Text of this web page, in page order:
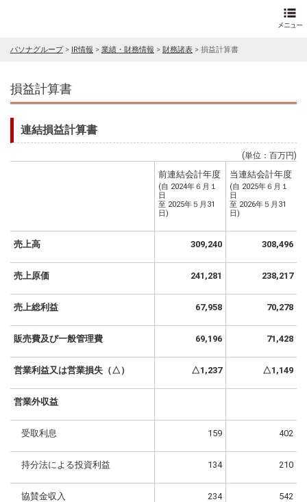
パソナグループ> IR情報 > 業績・財務情報 > 財務諸表 > 損益計算書
損益計算書
連結損益計算書
(単位：百万円)
前連結会計年度
(自 2024年６月１
日
至 2025年５月31
日)
当連結会計年度
(自 2025年６月１
日
至 2026年５月31
日)
売上高 309,240 308,496
売上原価 241,281 238,217
売上総利益 67,958 70,278
販売費及び一般管理費 69,196 71,428
営業利益又は営業損失（△） △1,237 △1,149
営業外収益
受取利息 159 402
持分法による投資利益 134 210
協賛金収入 234 542